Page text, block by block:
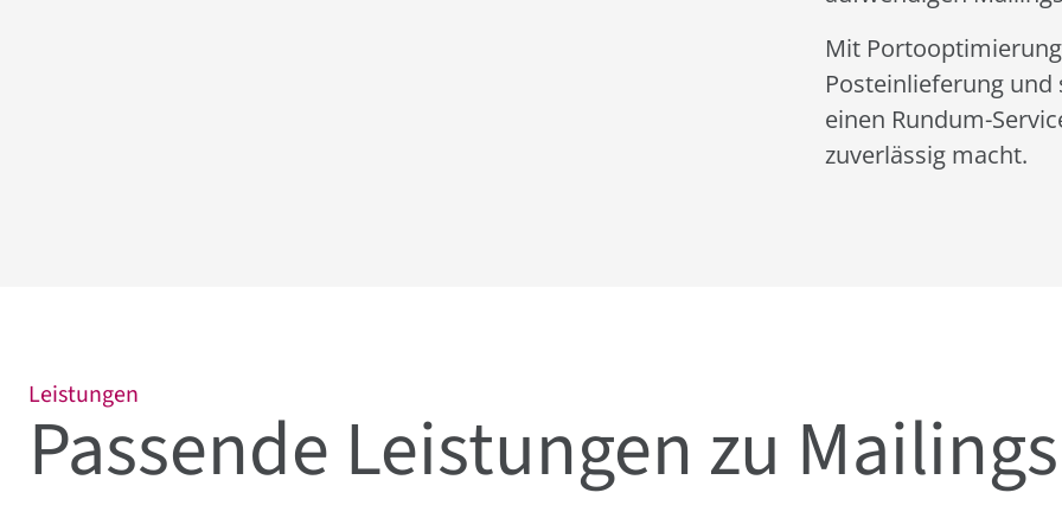
Mit
Posteinlieferung
einen Rundum-
zuverlässig macht.
Leistungen
Passende Leistungen zu Mailings